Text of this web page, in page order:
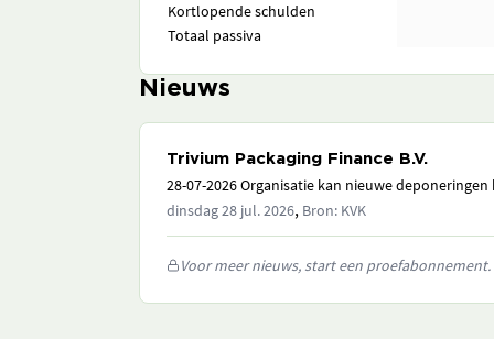
Kortlopende schulden
Totaal passiva
Nieuws
Trivium Packaging Finance B.V.
28-07-2026 Organisatie kan nieuwe
dinsdag 28 jul. 2026, Bron: KVK
Voor meer nieuws, start een proefabonnement.